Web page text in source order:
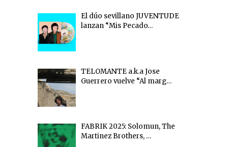
El dúo sevillano JUVENTUDE
lanzan “Mis Pecado…
TELOMANTE a.k.a Jose
Guerrero vuelve “Al marg…
FABRIK 2025: Solomun, The
Martinez Brothers, …